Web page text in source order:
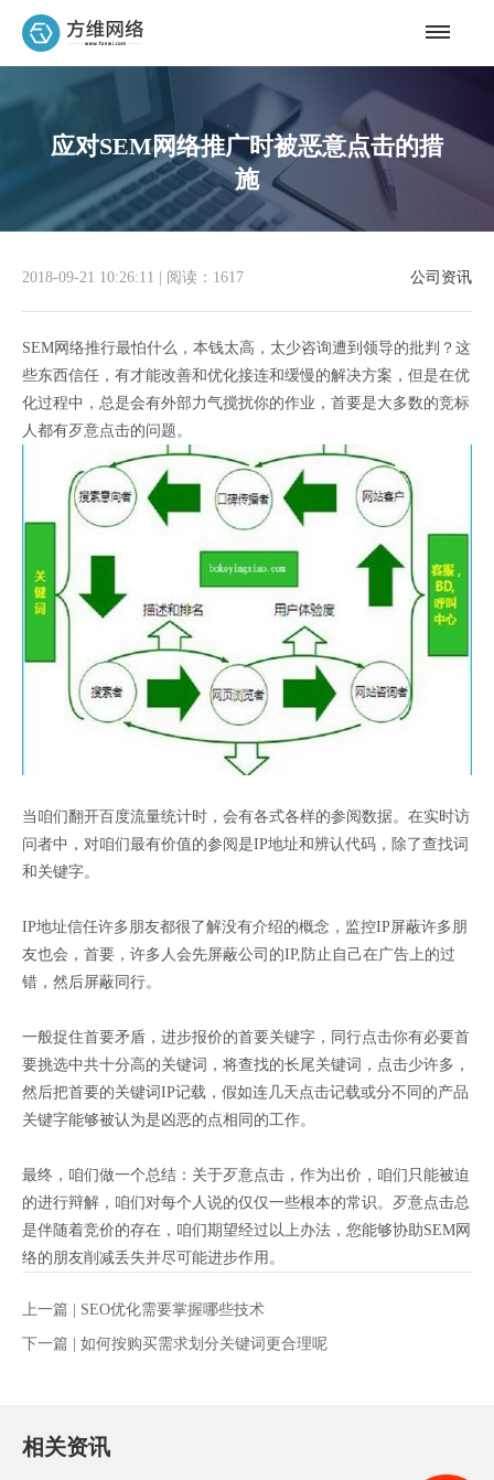
应对SEM网络推广时被恶意点击的措
施
公司资讯
2018-09-21 10:26:11 阅读：1617
SEM网络推行最怕什么，本钱太高，太少咨询遭到领导的批判？这
些东西信任，有才能改善和优化接连和缓慢的解决方案，但是在优
化过程中，总是会有外部力气搅扰你的作业，首要是大多数的竞标
人都有歹意点击的问题。
当咱们翻开百度流量统计时，会有各式各样的参阅数据。在实时访
问者中，对咱们最有价值的参阅是IP地址和辨认代码，除了查找词
和关键字。
IP地址信任许多朋友都很了解没有介绍的概念，监控IP屏蔽许多朋
友也会，首要，许多人会先屏蔽公司的IP,防止自己在广告上的过
错，然后屏蔽同行。
一般捉住首要矛盾，进步报价的首要关键字，同行点击你有必要首
要挑选中共十分高的关键词，将查找的长尾关键词，点击少许多，
然后把首要的关键词IP记载，假如连几天点击记载或分不同的产品
关键字能够被认为是凶恶的点相同的工作。
最终，咱们做一个总结：关于歹意点击，作为出价，咱们只能被迫
的进行辩解，咱们对每个人说的仅仅一些根本的常识。歹意点击总
是伴随着竞价的存在，咱们期望经过以上办法，您能够协助SEM网
络的朋友削减丢失并尽可能进步作用。
上一篇 | SEO优化需要掌握哪些技术
下一篇 | 如何按购买需求划分关键词更合理呢
相关资讯